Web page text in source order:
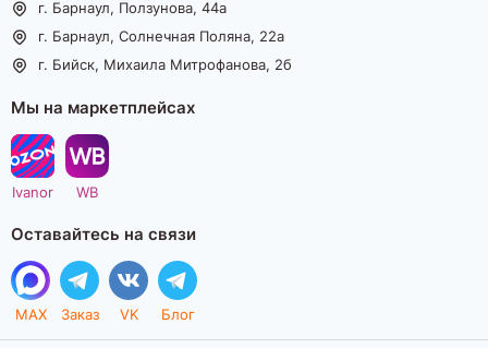
г. Барнаул, Ползунова, 44а
г. Барнаул, Солнечная Поляна, 22а
г. Бийск, Михаила Митрофанова, 2б
Мы на маркетплейсах
Ivanor WB
Оставайтесь на связи
MAX Заказ VK Блог